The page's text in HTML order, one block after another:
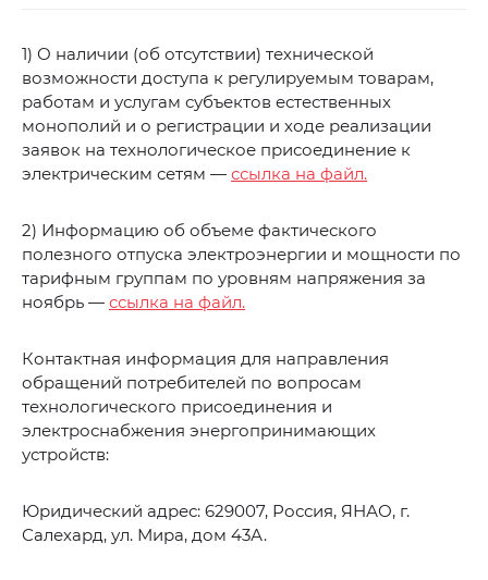
1) О наличии (об отсутствии) технической
возможности доступа к регулируемым товарам,
работам и услугам субъектов естественных
монополий и о регистрации и ходе реализации
заявок на технологическое присоединение к
электрическим сетям — ссылка на файл.
2) Информацию об объеме фактического
полезного отпуска электроэнергии и мощности по
тарифным группам по уровням напряжения за
ноябрь — ссылка на файл.
Контактная информация для направления
обращений потребителей по вопросам
технологического присоединения и
электроснабжения энергопринимающих
устройств:
Юридический адрес: 629007, Россия, ЯНАО, г.
Салехард, ул. Мира, дом 43А.